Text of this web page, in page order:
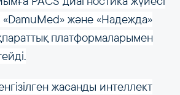
«DamuMed» және «Надежда»
платформаларымен
жасанды интеллект